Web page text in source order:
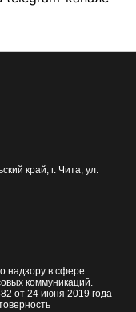
край, г. Чита, ул.
надзору в сфере
коммуникаций.
от 24 июня 2019 года